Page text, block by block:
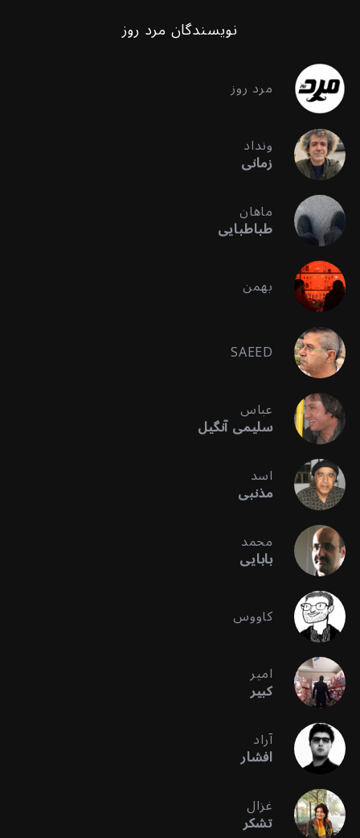
نویسندگان مرد روز
مرد روز
ونداد
زمانی
ماهان
طباطبایی
بهمن
SAEED
عباس
سلیمی آنگیل
اسد
مذنبی
محمد
بابایی
کاووس
امیر
کبیر
آراد
افشار
غزال
تشکر